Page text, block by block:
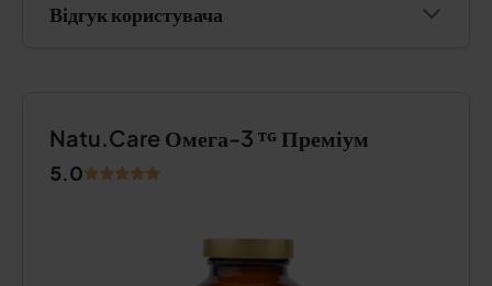
Відгук користувача
Natu.Care Омега-3 ᵀᴳ Преміум
5.0